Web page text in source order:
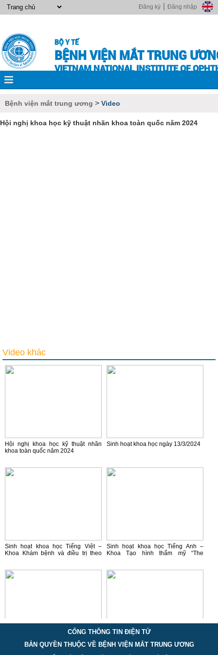
Đăng nhập
Đăng ký
BỘ Y TẾ
BỆNH VIỆN MẮT TRUNG
VIETNAM NATIONAL INSTITUTE OF
Bệnh viện mắt trung ương > Video
Hội nghị khoa học kỹ thuật nhãn khoa toàn quốc năm 2024
Video khác
Hội nghị khoa học kỹ thuật nhãn
khoa toàn quốc năm 2024
Sinh hoạt khoa học ngày 13/3/2024
Sinh hoạt khoa học Tiếng Việt –
Khoa Khám bệnh và điều trị theo
Sinh hoạt khoa học Tiếng Anh –
Khoa Tạo hình thẩm mỹ “The
Sinh hoạt khoa học tiếng việt - Khoa
"Tổng quan về phẫu thuật tạo hình
CỔNG THÔNG TIN ĐIỆN TỬ
BẢN QUYỀN THUỘC VỀ BỆNH VIỆN MẮT TRUNG ƯƠNG